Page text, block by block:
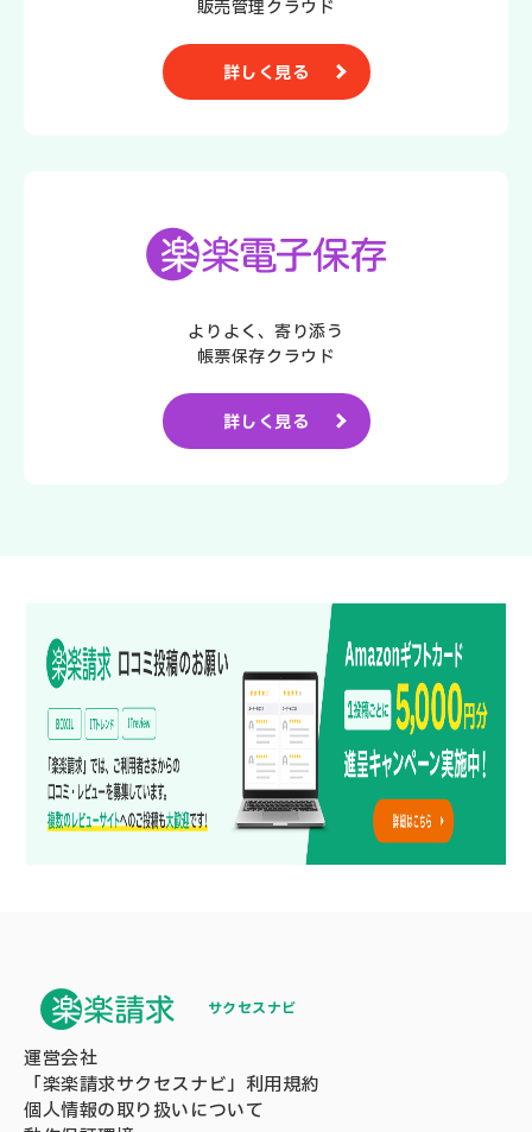
販売管理クラウド
詳しく見る
よりよく、寄り添う
帳票保存クラウド
詳しく見る
サクセスナビ
運営会社
「楽楽請求サクセスナビ」利用規約
個人情報の取り扱いについて